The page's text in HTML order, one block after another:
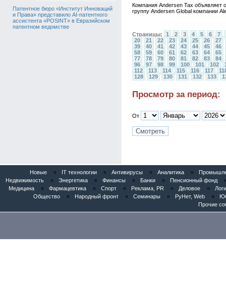
Патентное бюро «Институт Инноваций
и Права» представило AI-патентного
ассистента «POSINT» в Евразийском
патентном ведомстве
Компания Andersen Tax объявляет
группу Andersen Global компании
Страницы: 1 2 3 4 5 6
7
20
21 22 23 24 25 26
27
39
40 41 42 43 44 45
46
58
59 60 61 62 63 64
65
77
78 79 80 81 82 83
84
96
97 98 99 100 101 102
112
113 114 115 116 117
128
129 130 131 132 133
Просмотр за период:
От
Новые « IT технологии « Антивирусы « Аналитика «
Недвижимость
« Энергетика « Финансы « Банки « Пенсионный фонд
Медицина
« Фармацевтика « Спорт « Реклама, PR « Деловое «
Общество
« Народный фронт « Семинары « РуНет, Web «
Прочие